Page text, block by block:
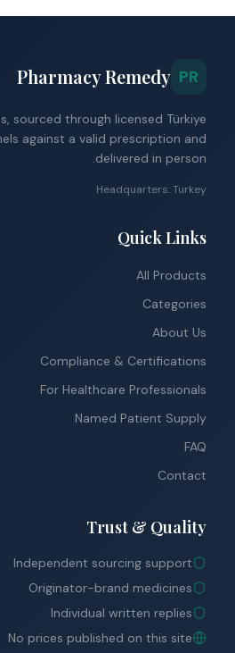
PR
Pharmacy Remedy
sourced through licensed Türkiye
against a valid prescription and
delivered in person.
Headquarters: Turkey
Quick Links
All Products
Categories
About Us
Compliance & Certifications
For Healthcare Professionals
Named Patient Supply
FAQ
Contact
Trust & Quality
Independent sourcing support
Originator-brand medicines
Individual written replies
No prices published on this site